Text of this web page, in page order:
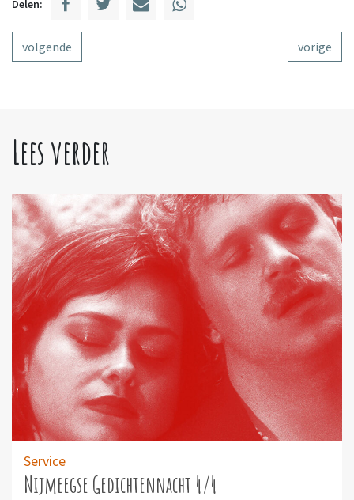
Delen:
volgende vorige
Lees verder
Service
Nijmeegse Gedichtennacht 4/4